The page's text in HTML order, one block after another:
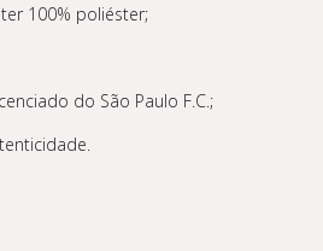
100% poliéster;
do São Paulo F.C.;